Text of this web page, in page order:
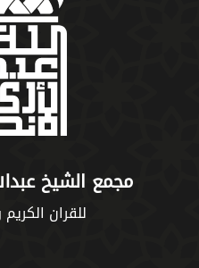
مجمع الشيخ
للقران